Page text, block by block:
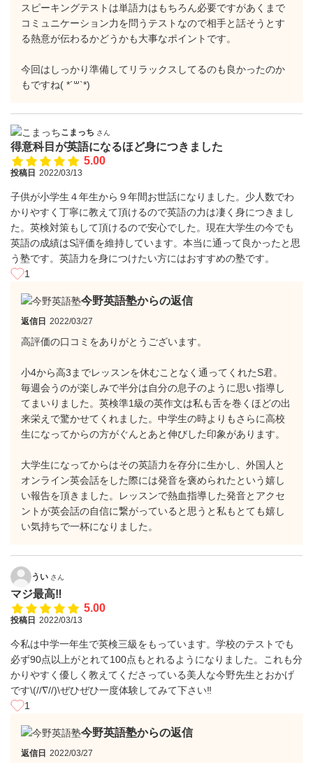
スピーキングテストは単語力はもちろん必要ですがあくまで
コミュニケーション力を問うテストなので相手と話そうとす
る熱意が伝わるかどうかも大事なポイントです。
今回はしっかり準備してリラックスしてるのも良かったのか
もですね( *´꒳`*)
こまっち さん
得意科目が英語になるほど身につきました
5.00
投稿日 2022/03/13
子供が小学生４年生から９年間お世話になりました。少人数でわ
かりやすく丁寧に教えて頂けるので英語の力は凄く身につきまし
た。英検対策もして頂けるので安心でした。現在大学生の今でも
英語の成績はS評価を維持しています。本当に通って良かったと思
う塾です。英語力を身につけたい方にはおすすめの塾です。
1
今野英語塾からの返信
返信日 2022/03/27
高評価の口コミをありがとうございます。
小4から高3までレッスンを休むことなく通ってくれたS君。
毎週会うのが楽しみで半分は自分の息子のように思い指導し
てまいりました。英検準1級の英作文は私も舌を巻くほどの出
来栄えで驚かせてくれました。中学生の時よりもさらに高校
生になってからの方がぐんとあと伸びした印象があります。
大学生になってからはその英語力を存分に生かし、外国人と
オンライン英会話をした際には発音を褒められたという嬉し
い報告を頂きました。レッスンで熱血指導した発音とアクセ
ントが英会話の自信に繋がっていると思うと私もとても嬉し
い気持ちで一杯になりました。
うい さん
マジ最高‼︎
5.00
投稿日 2022/03/13
今私は中学一年生で英検三級をもっています。学校のテストでも
必ず90点以上がとれて100点もとれるようになりました。これも分
かりやすく優しく教えてくださっている美人な今野先生とおかげ
です\(//∇//)\ぜひぜひ一度体験してみて下さい‼︎
1
今野英語塾からの返信
返信日 2022/03/27